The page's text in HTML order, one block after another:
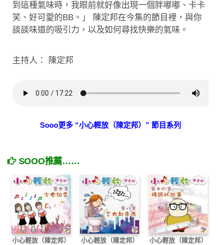
到這種氣味時，我眼前就好像出現一個胖嘟嘟、卡卡
笑、好可愛的BB。」 陳定邦在今集的節目裡，與你
談談味道的吸引力，以及如何尋找快樂的氣味。
主持人： 陳定邦
Sooo更多 “小心輕放（陳定邦）” 節目系列
SOOO推薦……
小心輕放（陳定邦） 小心輕放（陳定邦） 小心輕放（陳定邦）